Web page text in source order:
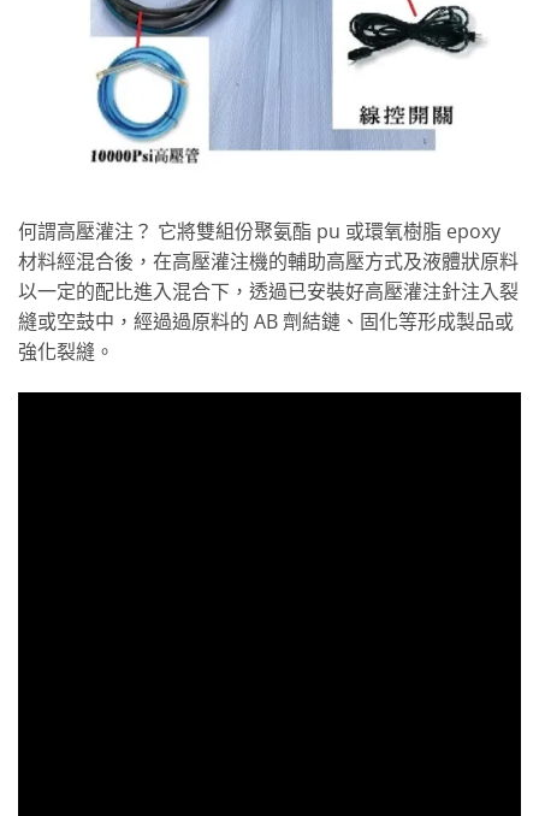
何謂高壓灌注？ 它將雙組份聚氨酯 pu 或環氧樹脂 epoxy
材料經混合後，在高壓灌注機的輔助高壓方式及液體狀原料
以一定的配比進入混合下，透過已安裝好高壓灌注針注入裂
縫或空鼓中，經過過原料的 AB 劑結鏈、固化等形成製品或
強化裂縫。